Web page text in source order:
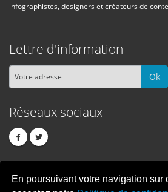
En poursuivant votre navigation sur
infographistes, designers et créateurs de
Lettre d'information
Ok
Réseaux sociaux